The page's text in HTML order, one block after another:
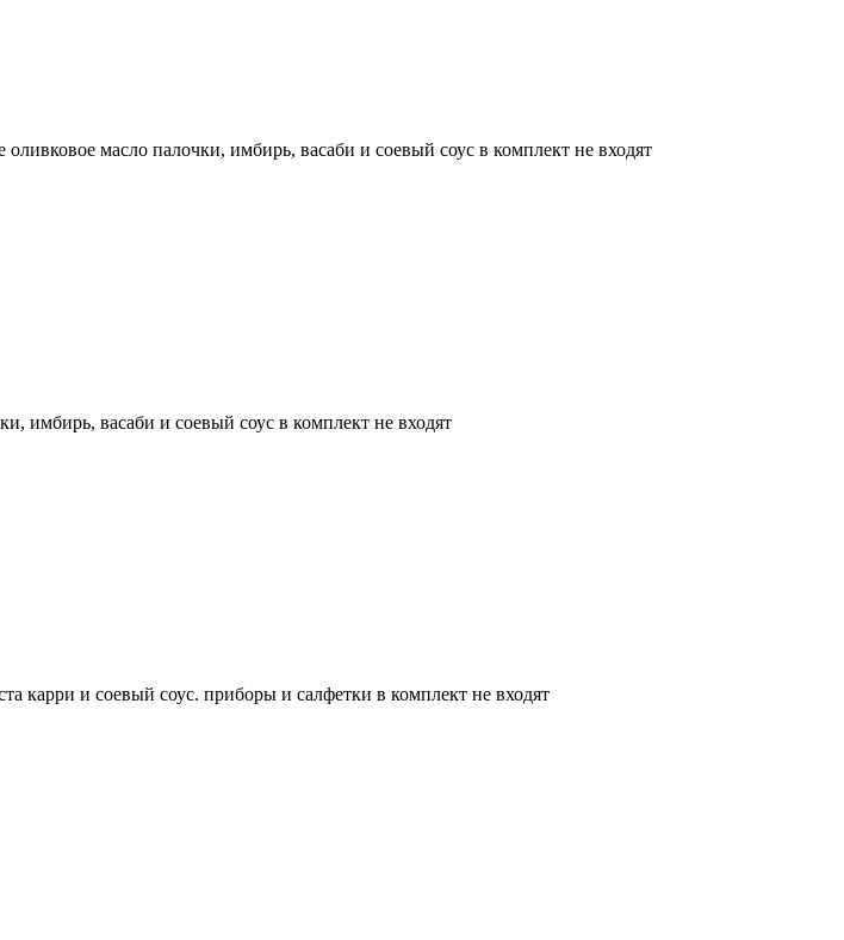
масло палочки, имбирь, васаби и соевый соус в комплект не входят
имбирь, васаби и соевый соус в комплект не входят
карри и соевый соус. приборы и салфетки в комплект не входят